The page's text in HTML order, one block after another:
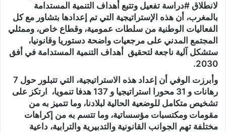
لانطلاق #دراسة تفعيل وتتبع أهداف التنمية المستدامة
بالمغرب، أن هذه الإستراتيجية التي تم إعدادها بتشاور مع كل
الفعاليات الوطنية من سلطات عمومية، وقطاع خاص، وممثلي
المجتمع المدني على مرجعيات واضحة دستوريا وقانونيا،
ستشكل آلية ناجعة لتحقيق أهداف التنمية المستدامة في أفق
2030.
وأبرزت الوفي أن إعداد هذه الاستراتيجية، التي تتبلور حول 7
رهانات و 31 محورا استراتيجيا و 137 هدفا تنمويا، ارتكز على
تشخيص متكامل للوضعية الحالية لبلادنا، وما تتميز به من
مقومات ومكتسبات مؤسساتية، وما تتسم به من إكراهات
مختلفة تهم الجوانب القانونية والتدبيرية والترابية، داعية